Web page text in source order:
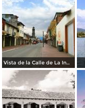
Vista de la Calle de La Inmaculada en Semana Santa 2020.